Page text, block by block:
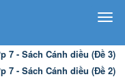
- Sách Cánh diều (Đề 3)
- Sách Cánh diều (Đề 2)